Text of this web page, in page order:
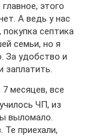
этого
А ведь у нас
септика
семьи, но я
За удобство и
заплатить.
месяцев, все
ЧП, из
выломало.
приехали,